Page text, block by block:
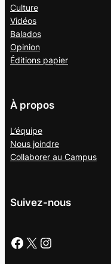
Culture
Vidéos
Balados
Opinion
Éditions papier
À propos
L’équipe
Nous joindre
Collaborer au Campus
Suivez-nous
Facebook X Instagram